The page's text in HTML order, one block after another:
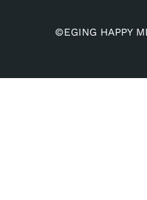
©EGING HAPPY